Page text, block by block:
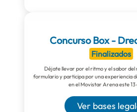
Concurso Box -
Finalizados
Déjate llevar por el ritmo y el sabor del
formulario y participa por una experiencia
en el Movistar Arena este 13
Ver bases